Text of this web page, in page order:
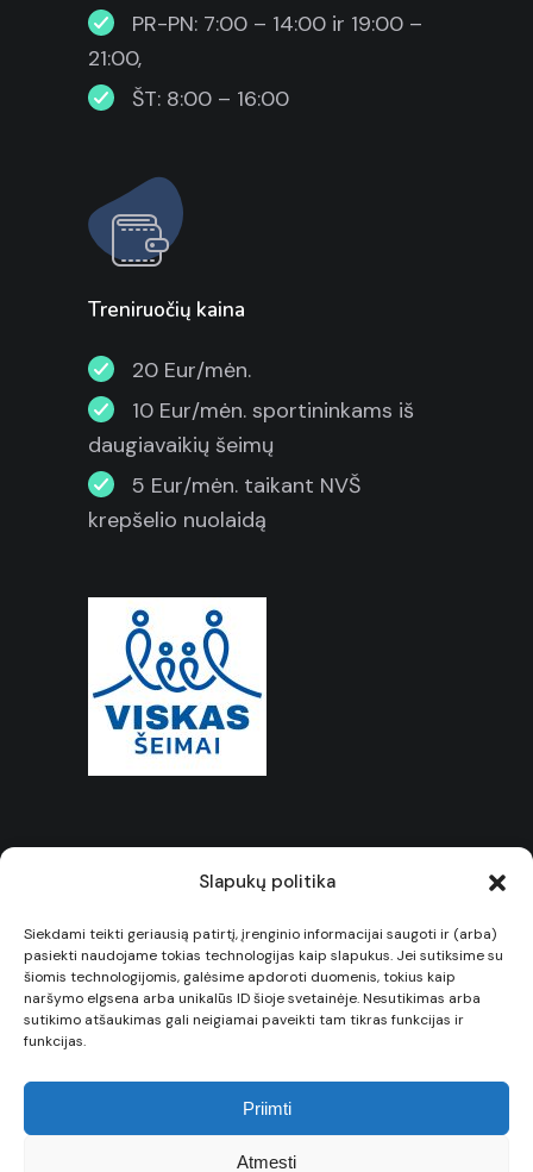
Slapukų politika
Siekdami teikti geriausią patirtį, įrenginio informacijai saugoti ir (arba)
pasiekti naudojame tokias technologijas kaip slapukus. Jei sutiksime su
šiomis technologijomis, galėsime apdoroti duomenis, tokius kaip
naršymo elgsena arba unikalūs ID šioje svetainėje. Nesutikimas arba
sutikimo atšaukimas gali neigiamai paveikti tam tikras funkcijas ir
funkcijas.
Priimti
Atmesti
PR-PN: 7:00 – 14:00 ir 19:00 –
21:00,
ŠT: 8:00 – 16:00
Treniruočių kaina
20 Eur/mėn.
10 Eur/mėn. sportininkams iš
daugiavaikių šeimų
5 Eur/mėn. taikant NVŠ
krepšelio nuolaidą
© Visos teisės saugomos 2025
Kauno sporto mokykla „Bangpūtys“